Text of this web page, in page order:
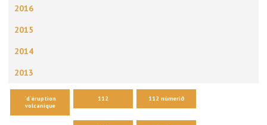
2016
2015
2014
2013
´d´éruption
volcanique
112 112 númerið